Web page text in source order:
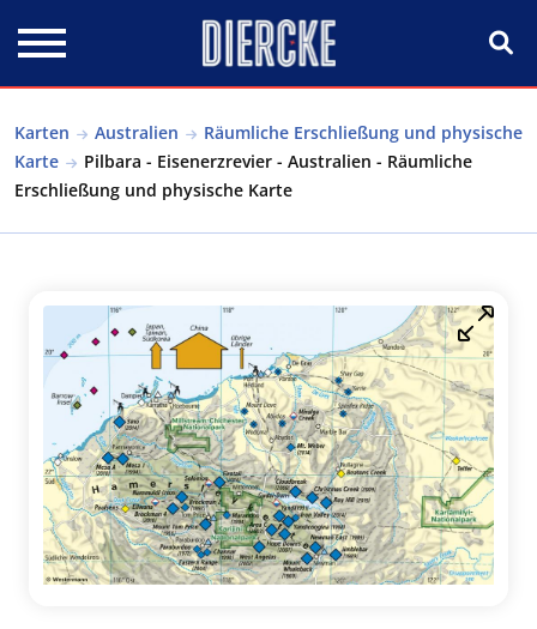
Karten Australien
Räumliche Erschließung und physische
Karte
Pilbara - Eisenerzrevier - Australien - Räumliche
Erschließung und physische Karte